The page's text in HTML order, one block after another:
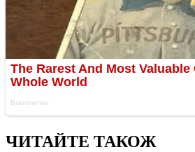
ЧИТАЙТЕ ТАКОЖ